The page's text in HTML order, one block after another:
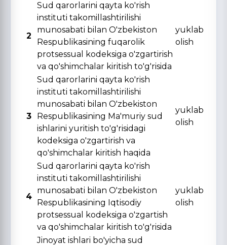
2
Sud qarorlarini qayta ko'rish
instituti takomillashtirilishi
munosabati bilan O'zbekiston
Respublikasining fuqarolik
protsessual kodeksiga o'zgartirish
va qo'shimchalar kiritish to'g'risida
yuklab
olish
3
Sud qarorlarini qayta ko'rish
instituti takomillashtirilishi
munosabati bilan O'zbekiston
Respublikasining Ma'muriy sud
ishlarini yuritish to'g'risidagi
kodeksiga o'zgartirish va
qo'shimchalar kiritish haqida
yuklab
olish
4
Sud qarorlarini qayta ko'rish
instituti takomillashtirilishi
munosabati bilan O'zbekiston
Respublikasining Iqtisodiy
protsessual kodeksiga o'zgartish
va qo'shimchalar kiritish to'g'risida
yuklab
olish
Jinoyat ishlari bo'yicha sud